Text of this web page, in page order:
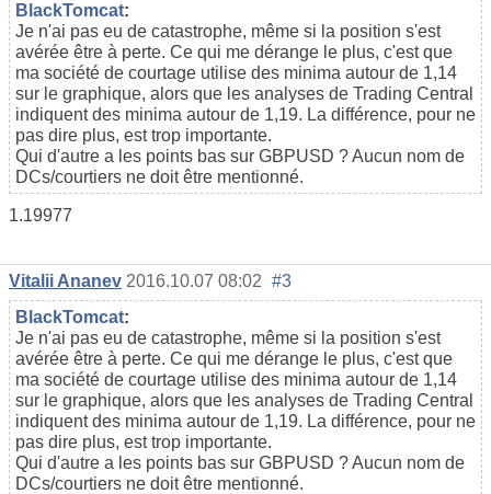
BlackTomcat:
Je n'ai pas eu de catastrophe, même si la position s'est
avérée être à perte. Ce qui me dérange le plus, c'est que
ma société de courtage utilise des minima autour de 1,14
sur le graphique, alors que les analyses de Trading Central
indiquent des minima autour de 1,19. La différence, pour ne
pas dire plus, est trop importante.
Qui d'autre a les points bas sur GBPUSD ? Aucun nom de
DCs/courtiers ne doit être mentionné.
1.19977
Vitalii Ananev 2016.10.07 08:02 #3
BlackTomcat:
Je n'ai pas eu de catastrophe, même si la position s'est
avérée être à perte. Ce qui me dérange le plus, c'est que
ma société de courtage utilise des minima autour de 1,14
sur le graphique, alors que les analyses de Trading Central
indiquent des minima autour de 1,19. La différence, pour ne
pas dire plus, est trop importante.
Qui d'autre a les points bas sur GBPUSD ? Aucun nom de
DCs/courtiers ne doit être mentionné.